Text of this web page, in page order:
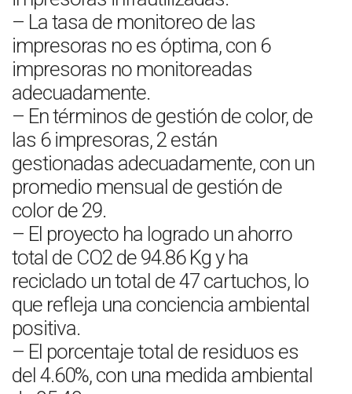
– La tasa de monitoreo de las
impresoras no es óptima, con 6
impresoras no monitoreadas
adecuadamente.
– En términos de gestión de color, de
las 6 impresoras, 2 están
gestionadas adecuadamente, con un
promedio mensual de gestión de
color de 29.
– El proyecto ha logrado un ahorro
total de CO2 de 94.86 Kg y ha
reciclado un total de 47 cartuchos, lo
que refleja una conciencia ambiental
positiva.
– El porcentaje total de residuos es
del 4.60%, con una medida ambiental